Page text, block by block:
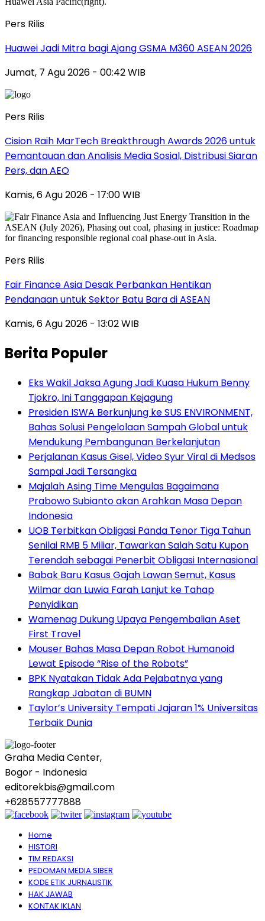
Pers Rilis
Huawei Jadi Mitra bagi Ajang GSMA M360 ASEAN 2026
Jumat, 7 Agu 2026 - 00:42 WIB
Pers Rilis
Cision Raih MarTech Breakthrough Awards 2026 untuk
Pemantauan dan Analisis Media Sosial, Distribusi Siaran
Pers, dan AEO
Kamis, 6 Agu 2026 - 17:00 WIB
Pers Rilis
Fair Finance Asia Desak Perbankan Hentikan
Pendanaan untuk Sektor Batu Bara di ASEAN
Kamis, 6 Agu 2026 - 13:02 WIB
Berita Populer
Eks Wakil Jaksa Agung Jadi Kuasa Hukum Benny
Tjokro, Ini Tanggapan Kejagung
Presiden ISWA Berkunjung ke SUS ENVIRONMENT,
Bahas Solusi Pengelolaan Sampah Global untuk
Mendukung Pembangunan Berkelanjutan
Perjalanan Kasus Gisel, Video Syur Viral di Medsos
Sampai Jadi Tersangka
Majalah Asing Time Mengulas Bagaimana
Prabowo Subianto akan Arahkan Masa Depan
Indonesia
UOB Terbitkan Obligasi Panda Tenor Tiga Tahun
Senilai RMB 5 Miliar, Tawarkan Salah Satu Kupon
Terendah sebagai Penerbit Obligasi Internasional
Babak Baru Kasus Gajah Lawan Semut, Kasus
Wilmar dan Luwia Farah Lanjut ke Tahap
Penyidikan
Wamenag Dukung Upaya Pengembalian Aset
First Travel
Mouser Bahas Masa Depan Robot Humanoid
Lewat Episode “Rise of the Robots”
BPK Nyatakan Tidak Ada Pejabatnya yang
Rangkap Jabatan di BUMN
Taylor’s University Tempati Jajaran 1% Universitas
Terbaik Dunia
Graha Media Center,
Bogor - Indonesia
editorekbis@gmail.com
+628557777888
Home
HISTORI
TIM REDAKSI
PEDOMAN MEDIA SIBER
KODE ETIK JURNALISTIK
HAK JAWAB
KONTAK IKLAN